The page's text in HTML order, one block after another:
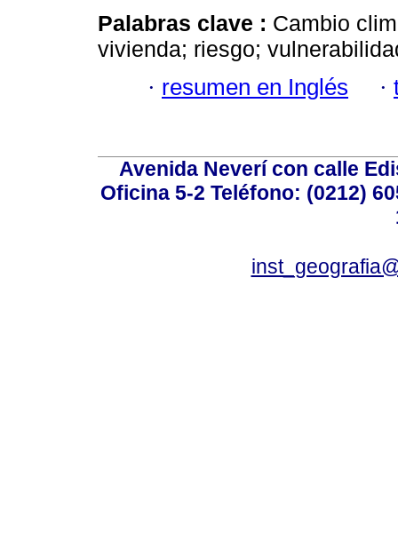
Palabras clave : Cambio
vivienda; riesgo;
· resumen en Inglés ·
Avenida Neverí con calle
Oficina 5-2 Teléfono: (0212)